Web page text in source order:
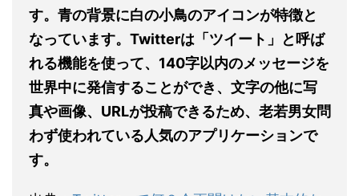
す。青の背景に白の小鳥のアイコンが特徴と
なっています。Twitterは「ツイート」と呼ば
れる機能を使って、140字以内のメッセージを
世界中に発信することができ、文字の他に写
真や画像、URLが投稿できるため、老若男女問
わず使われている人気のアプリケーションで
す。